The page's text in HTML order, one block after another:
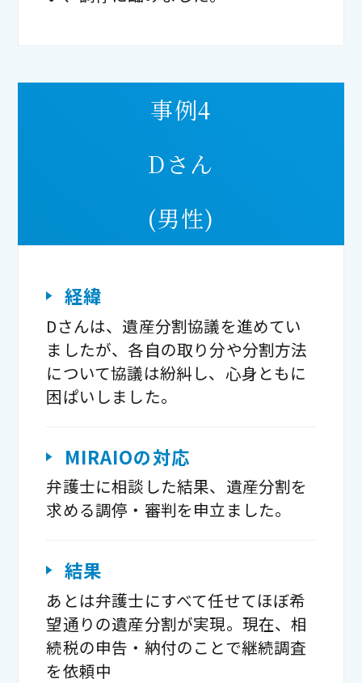
事例4
Dさん
(男性)
経緯
Dさんは、遺産分割協議を進めてい
ましたが、各自の取り分や分割方法
について協議は紛糾し、心身ともに
困ぱいしました。
MIRAIOの対応
弁護士に相談した結果、遺産分割を
求める調停・審判を申立ました。
結果
あとは弁護士にすべて任せてほぼ希
望通りの遺産分割が実現。現在、相
続税の申告・納付のことで継続調査
を依頼中